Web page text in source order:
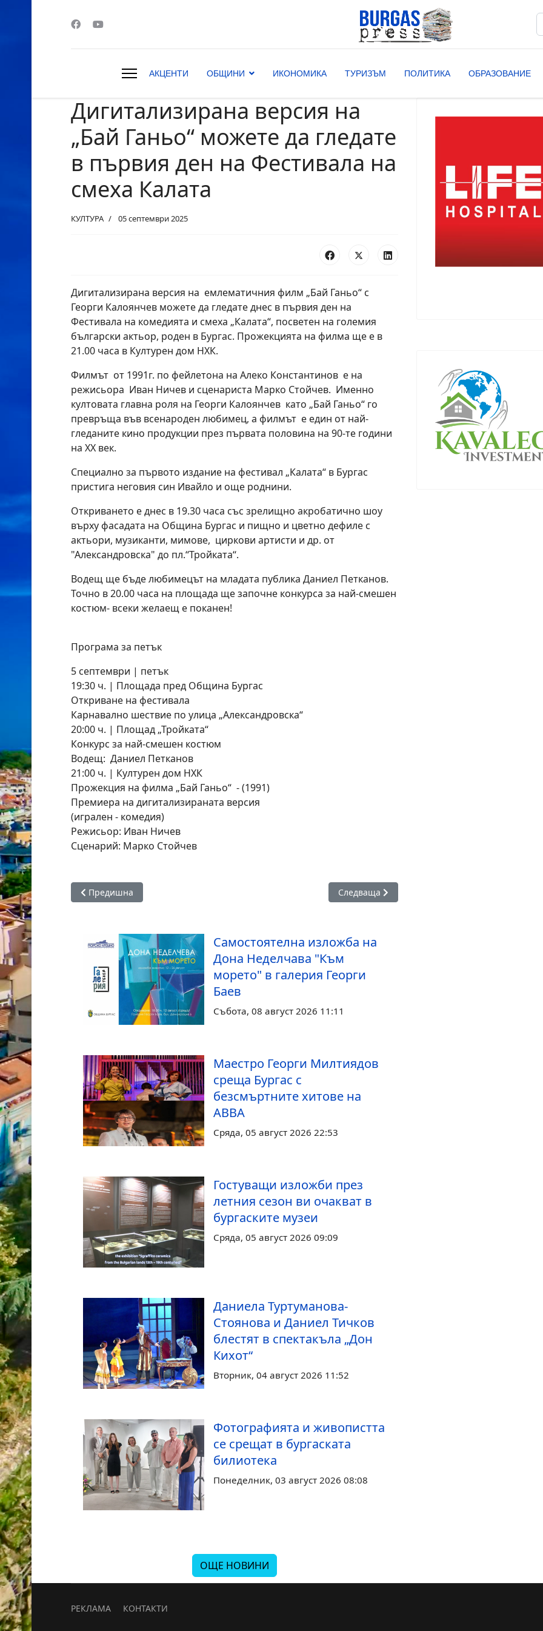
АКЦЕНТИ ОБЩИНИ ИКОНОМИКА ТУРИЗЪМ ПОЛИТИКА ОБРАЗОВАНИЕ
Дигитализирана версия на
„Бай Ганьо“ можете да гледате
в първия ден на Фестивала на
смеха Калата
КУЛТУРА 05 септември 2025
Дигитализирана версия на емлематичния филм „Бай Ганьо“ с
Георги Калоянчев можете да гледате днес в първия ден на
Фестивала на комедията и смеха „Калата“, посветен на големия
български актьор, роден в Бургас. Прожекцията на филма ще е в
21.00 часа в Културен дом НХК.
Филмът от 1991г. по фейлетона на Алеко Константинов е на
режисьора Иван Ничев и сценариста Марко Стойчев. Именно
култовата главна роля на Георги Калоянчев като „Бай Ганьо“ го
превръща във всенароден любимец, а филмът е един от най-
гледаните кино продукции през първата половина на 90-те години
на XX век.
Специално за първото издание на фестивал „Калата“ в Бургас
пристига неговия син Ивайло и още роднини.
Откриването е днес в 19.30 часа със зрелищно акробатично шоу
върху фасадата на Община Бургас и пищно и цветно дефиле с
актьори, музиканти, мимове, циркови артисти и др. от
"Александровска" до пл.‘‘Тройката‘‘.
Водещ ще бъде любимецът на младата публика Даниел Петканов.
Точно в 20.00 часа на площада ще започне конкурса за най-смешен
костюм- всеки желаещ е поканен!
Програма за петък
5 септември | петък
19:30 ч. | Площада пред Община Бургас
Откриване на фестивала
Карнавално шествие по улица „Александровска“
20:00 ч. | Площад „Тройката“
Конкурс за най-смешен костюм
Водещ: Даниел Петканов
21:00 ч. | Културен дом НХК
Прожекция на филма „Бай Ганьо“ - (1991)
Премиера на дигитализираната версия
(игрален - комедия)
Режисьор: Иван Ничев
Сценарий: Марко Стойчев
Предишна статия: Фестивалът „Музикални зографи“ превръща Бургас в сцена на музика, литература и
Предишна Следваща статия: Антония Апостолова
Следваща
Самостоятелна изложба на
Дона Неделчава "Към
морето" в галерия Георги
Баев
Събота, 08 август 2026 11:11
Маестро Георги Милтиядов
среща Бургас с
безсмъртните хитове на
ABBA
Сряда, 05 август 2026 22:53
Гостуващи изложби през
летния сезон ви очакват в
бургаските музеи
Сряда, 05 август 2026 09:09
Даниела Туртуманова-
Стоянова и Даниел Тичков
блестят в спектакъла „Дон
Кихот“
Вторник, 04 август 2026 11:52
Фотографията и живопистта
се срещат в бургаската
билиотека
Понеделник, 03 август 2026 08:08
ОЩЕ НОВИНИ
РЕКЛАМА КОНТАКТИ